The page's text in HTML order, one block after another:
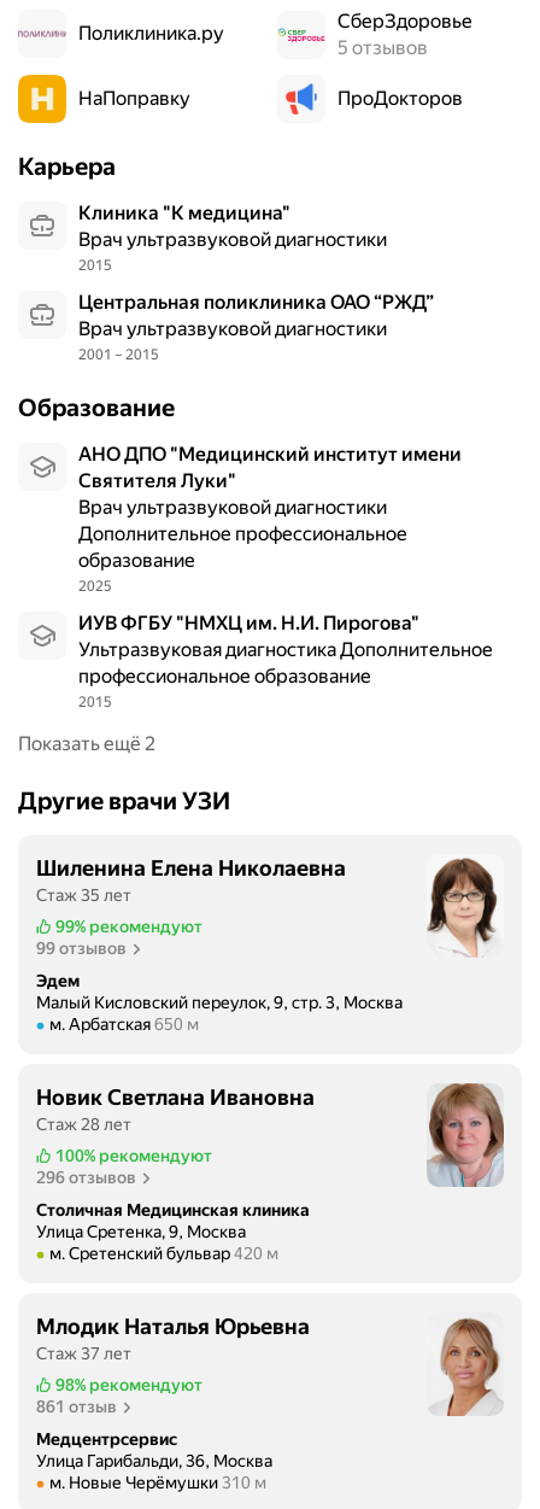
Поликлиника.ру
СберЗдоровье
5 отзывов
НаПоправку ПроДокторов
Карьера
Клиника "К медицина"
Врач ультразвуковой диагностики
2015
Центральная поликлиника ОАО “РЖД”
Врач ультразвуковой диагностики
2001 – 2015
Образование
АНО ДПО "Медицинский институт имени
Святителя Луки"
Врач ультразвуковой диагностики
Дополнительное профессиональное
образование
2025
ИУВ ФГБУ "НМХЦ им. Н.И. Пирогова"
Ультразвуковая диагностика Дополнительное
профессиональное образование
2015
Показать ещё 2
Другие врачи УЗИ
Шиленина Елена Николаевна
Стаж 35 лет
99% рекомендуют
99 отзывов
Эдем
Малый Кисловский переулок, 9, стр. 3, Москва
Метро м. Арбатская Расстояние 650 м
м. Арбатская 650 м
Новик Светлана Ивановна
Стаж 28 лет
100% рекомендуют
296 отзывов
Столичная Медицинская клиника
Улица Сретенка, 9, Москва
Метро м. Сретенский бульвар Расстояние 420 м
м. Сретенский бульвар 420 м
Млодик Наталья Юрьевна
Стаж 37 лет
98% рекомендуют
861 отзыв
Медцентрсервис
Улица Гарибальди, 36, Москва
Метро м. Новые Черёмушки Расстояние 310 м
м. Новые Черёмушки 310 м